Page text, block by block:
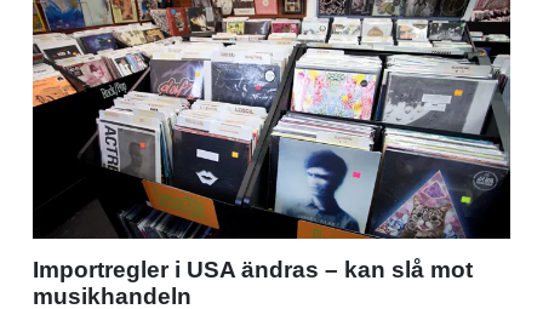
Importregler i USA ändras – kan slå mot
musikhandeln